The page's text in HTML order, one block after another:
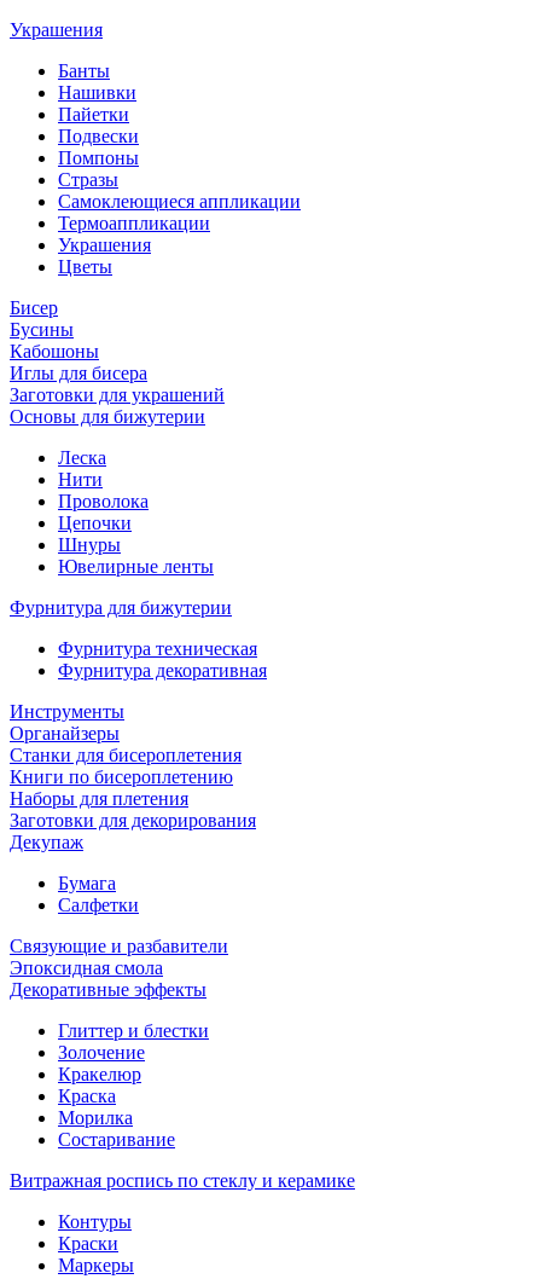
Украшения
Банты
Нашивки
Пайетки
Подвески
Помпоны
Стразы
Самоклеющиеся аппликации
Термоаппликации
Украшения
Цветы
Бисер
Бусины
Кабошоны
Иглы для бисера
Заготовки для украшений
Основы для бижутерии
Леска
Нити
Проволока
Цепочки
Шнуры
Ювелирные ленты
Фурнитура для бижутерии
Фурнитура техническая
Фурнитура декоративная
Инструменты
Органайзеры
Станки для бисероплетения
Книги по бисероплетению
Наборы для плетения
Заготовки для декорирования
Декупаж
Бумага
Салфетки
Связующие и разбавители
Эпоксидная смола
Декоративные эффекты
Глиттер и блестки
Золочение
Кракелюр
Краска
Морилка
Состаривание
Витражная роспись по стеклу и керамике
Контуры
Краски
Маркеры